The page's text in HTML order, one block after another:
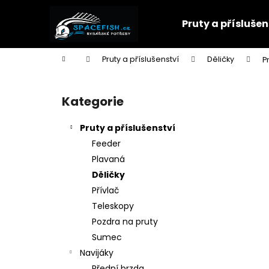
Pruty a
Domů Pruty a příslušenství Děličky
Přeskočit
kategorie
Kategorie
Pruty a příslušenství
Feeder
Plavaná
Děličky
Přívlač
Teleskopy
Pozdra na pruty
Sumec
Navijáky
í
Zpět
do
Zpět
do